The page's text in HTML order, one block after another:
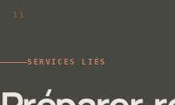
SERVICES LIÉS